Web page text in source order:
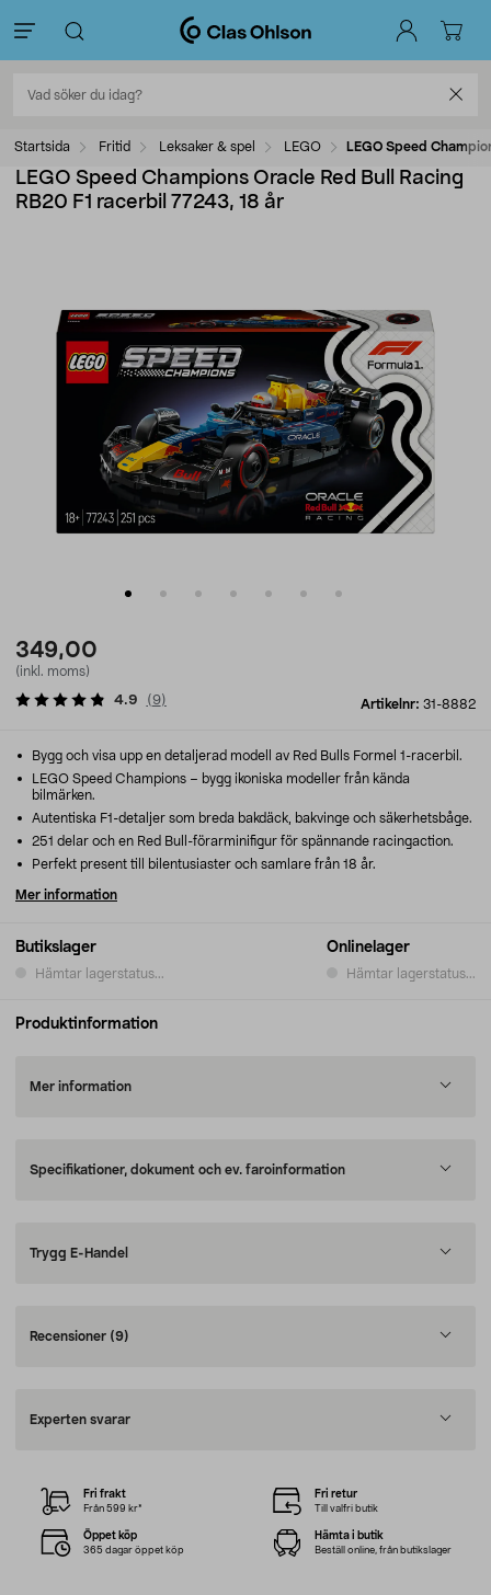
Startsida Fritid Leksaker & spel LEGO LEGO Speed
LEGO Speed Champions Oracle Red Bull Racing
RB20 F1 racerbil 77243, 18 år
349,00
(inkl. moms)
Artikelnr: 31-8882
4.9 (9)
Butikslager
Hämtar lagerstatus...
Onlinelager
Hämtar lagerstatus...
Bygg och visa upp en detaljerad modell av Red Bulls Formel 1-racerbil.
LEGO Speed Champions – bygg ikoniska modeller från kända
bilmärken.
Autentiska F1-detaljer som breda bakdäck, bakvinge och säkerhetsbåge.
251 delar och en Red Bull-förarminifigur för spännande racingaction.
Perfekt present till bilentusiaster och samlare från 18 år.
Mer information
Produktinformation
Mer information
Specifikationer, dokument och ev. faroinformation
Trygg E-Handel
Recensioner (9)
Experten svarar
Fri frakt
Från 599 kr*
Fri retur
Till valfri butik
Öppet köp
365 dagar öppet köp
Hämta i butik
Beställ online, från butikslager